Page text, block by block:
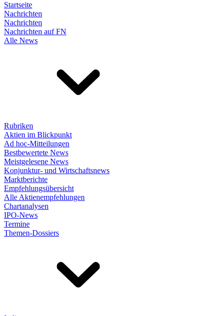
Startseite
Nachrichten
Nachrichten
Nachrichten auf FN
Alle News
Rubriken
Aktien im Blickpunkt
Ad hoc-Mitteilungen
Bestbewertete News
Meistgelesene News
Konjunktur- und Wirtschaftsnews
Marktberichte
Empfehlungsübersicht
Alle Aktienempfehlungen
Chartanalysen
IPO-News
Termine
Themen-Dossiers